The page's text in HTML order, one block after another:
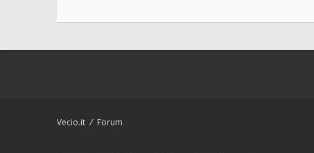
Vecio.it Forum